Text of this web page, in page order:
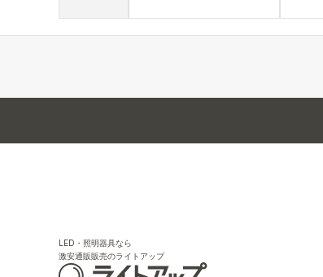
LED・照明器具なら
激安通販販売のライトアップ